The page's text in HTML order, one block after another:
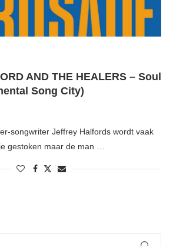
AND THE HEALERS – Soul
Song City)
songwriter Jeffrey Halfords wordt vaak
gestoken maar de man …